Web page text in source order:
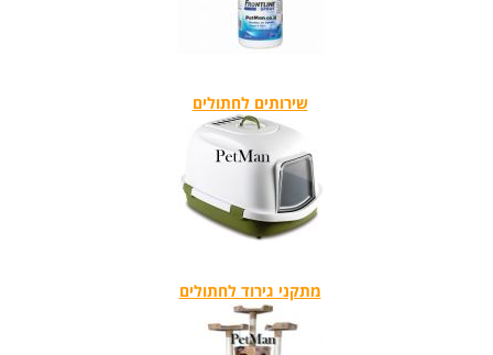
שירותים לחתולים
מתקני גירוד לחתולים